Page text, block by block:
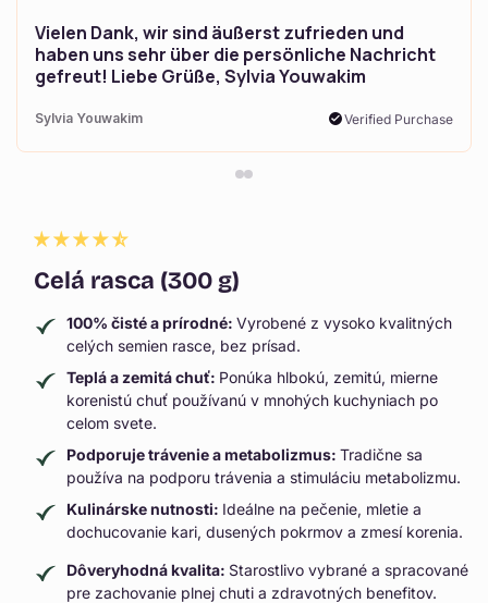
Vielen Dank, wir sind äußerst zufrieden und
haben uns sehr über die persönliche Nachricht
gefreut! Liebe Grüße, Sylvia Youwakim
Sylvia Youwakim Verified Purchase
Celá rasca (300 g)
100% čisté a prírodné: Vyrobené z vysoko kvalitných
celých semien rasce, bez prísad.
Teplá a zemitá chuť: Ponúka hlbokú, zemitú, mierne
korenistú chuť používanú v mnohých kuchyniach po
celom svete.
Podporuje trávenie a metabolizmus: Tradične sa
používa na podporu trávenia a stimuláciu metabolizmu.
Kulinárske nutnosti: Ideálne na pečenie, mletie a
dochucovanie kari, dusených pokrmov a zmesí korenia.
Dôveryhodná kvalita: Starostlivo vybrané a spracované
pre zachovanie plnej chuti a zdravotných benefitov.